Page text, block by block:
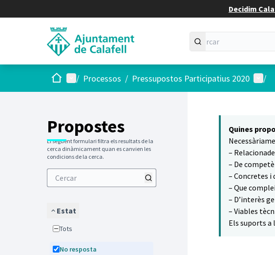
Decidim
Inici Menú principal
/ Processos / Pressupostos Participatius 2020 Menú
/
Propostes
El següent formulari filtra els resultats de la
cerca dinàmicament quan es canvien les
condicions de la cerca.
Estat
Tots
No resposta
Quines
–
– De
– Concretes i
– Que
– D’interès
– Viables
Els suports